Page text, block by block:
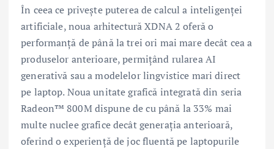
În ceea ce privește puterea de calcul a inteligenței
artificiale, noua arhitectură XDNA 2 oferă o
performanță de până la trei ori mai mare decât cea a
produselor anterioare, permițând rularea AI
generativă sau a modelelor lingvistice mari direct
pe laptop. Noua unitate grafică integrată din seria
Radeon™ 800M dispune de cu până la 33% mai
multe nuclee grafice decât generația anterioară,
oferind o experiență de joc fluentă pe laptopurile